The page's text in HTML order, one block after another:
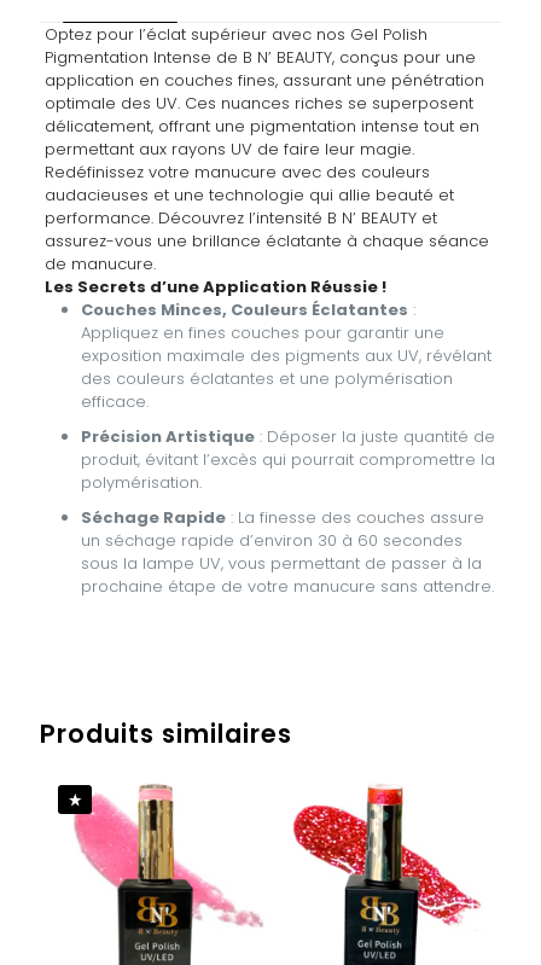
Optez pour l’éclat supérieur avec nos Gel Polish
Pigmentation Intense de B N’ BEAUTY, conçus pour une
application en couches fines, assurant une pénétration
optimale des UV. Ces nuances riches se superposent
délicatement, offrant une pigmentation intense tout en
permettant aux rayons UV de faire leur magie.
Redéfinissez votre manucure avec des couleurs
audacieuses et une technologie qui allie beauté et
performance. Découvrez l’intensité B N’ BEAUTY et
assurez-vous une brillance éclatante à chaque séance
de manucure.
Les Secrets d’une Application Réussie !
Couches Minces, Couleurs Éclatantes :
Appliquez en fines couches pour garantir une
exposition maximale des pigments aux UV, révélant
des couleurs éclatantes et une polymérisation
efficace.
Précision Artistique: Déposer la juste quantité de
produit, évitant l’excès qui pourrait compromettre la
polymérisation.
Séchage Rapide: La finesse des couches assure
un séchage rapide d’environ 30 à 60 secondes
sous la lampe UV, vous permettant de passer à la
prochaine étape de votre manucure sans attendre.
Soyez le premier à laisser votre avis
sur “GEL POLISH- SUNLITE GLOW”
Vous devez être pour publier un avis.
Produits similaires